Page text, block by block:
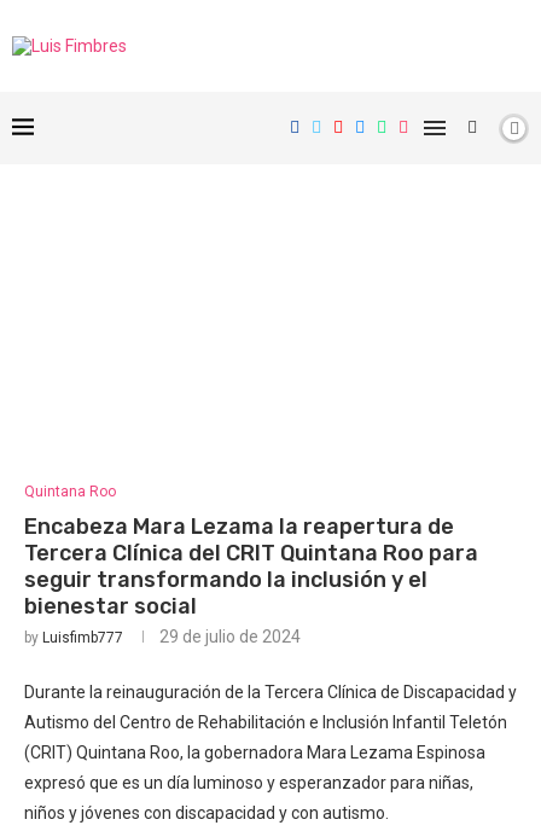
Quintana Roo
Encabeza Mara Lezama la reapertura de
Tercera Clínica del CRIT Quintana Roo para
seguir transformando la inclusión y el
bienestar social
by Luisfimb777 29 de julio de 2024
Durante la reinauguración de la Tercera Clínica de Discapacidad y
Autismo del Centro de Rehabilitación e Inclusión Infantil Teletón
(CRIT) Quintana Roo, la gobernadora Mara Lezama Espinosa
expresó que es un día luminoso y esperanzador para niñas,
niños y jóvenes con discapacidad y con autismo.